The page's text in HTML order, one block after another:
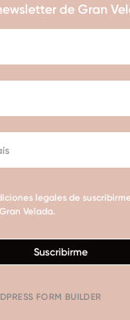
de Gran
legales de
Velada.
Suscribirme
FORM BUILDER